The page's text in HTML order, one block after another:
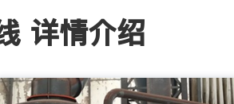
详情介绍